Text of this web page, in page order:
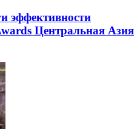
эффективности
Центральная Азия